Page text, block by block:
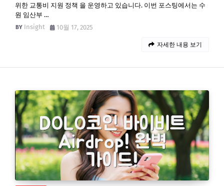
위한 교통비 지원 정책 을 운영하고 있습니다. 이번 포스팅에서는 수
원 임산부 …
Insight
10월 17, 2025
자세한 내용 보기